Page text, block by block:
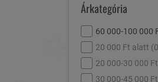
Árkategória
60 000-100 000
20 000 Ft alatt (0
20 000-30 000
30 000-45 000